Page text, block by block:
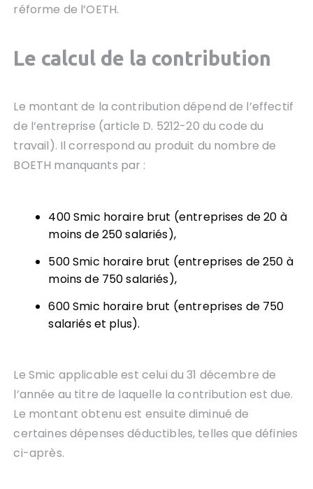
réforme de l’OETH.
Le calcul de la contribution
Le montant de la contribution dépend de l’effectif
de l’entreprise (article D. 5212-20 du code du
travail). Il correspond au produit du nombre de
BOETH manquants par :
400 Smic horaire brut (entreprises de 20 à
moins de 250 salariés),
500 Smic horaire brut (entreprises de 250 à
moins de 750 salariés),
600 Smic horaire brut (entreprises de 750
salariés et plus).
Le Smic applicable est celui du 31 décembre de
l’année au titre de laquelle la contribution est due.
Le montant obtenu est ensuite diminué de
certaines dépenses déductibles, telles que définies
ci-après.